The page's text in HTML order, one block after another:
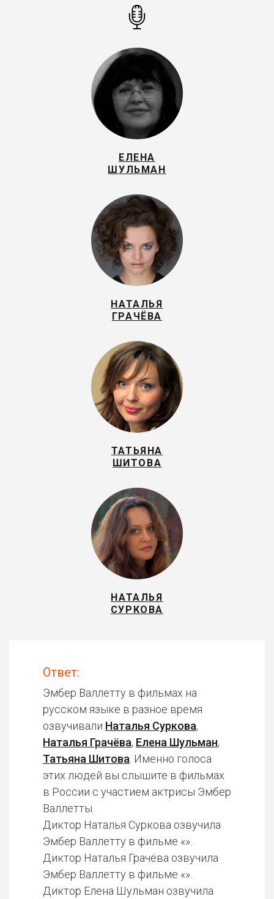
ЕЛЕНА
ШУЛЬМАН
НАТАЛЬЯ
ГРАЧЁВА
ТАТЬЯНА
ШИТОВА
НАТАЛЬЯ
СУРКОВА
Ответ:
Эмбер Валлетту в фильмах на
русском языке в разное время
озвучивали Наталья Суркова,
Наталья Грачёва, Елена Шульман,
Татьяна Шитова . Именно голоса
этих людей вы слышите в фильмах
в России с участием актрисы Эмбер
Валлетты.
Диктор Наталья Суркова озвучила
Эмбер Валлетту в фильме «».
Диктор Наталья Грачёва озвучила
Эмбер Валлетту в фильме «».
Диктор Елена Шульман озвучила